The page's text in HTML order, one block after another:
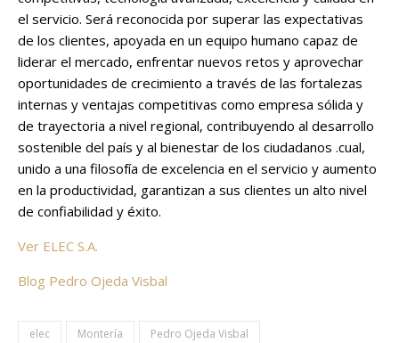
el servicio. Será reconocida por superar las expectativas
de los clientes, apoyada en un equipo humano capaz de
liderar el mercado, enfrentar nuevos retos y aprovechar
oportunidades de crecimiento a través de las fortalezas
internas y ventajas competitivas como empresa sólida y
de trayectoria a nivel regional, contribuyendo al desarrollo
sostenible del país y al bienestar de los ciudadanos .cual,
unido a una filosofía de excelencia en el servicio y aumento
en la productividad, garantizan a sus clientes un alto nivel
de confiabilidad y éxito.
Ver ELEC S.A.
Blog Pedro Ojeda Visbal
elec Montería Pedro Ojeda Visbal